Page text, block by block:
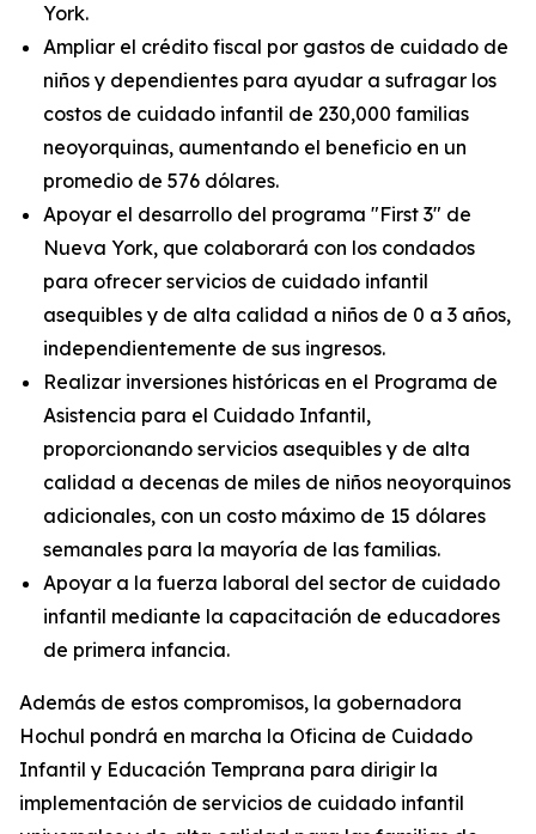
York.
Ampliar el crédito fiscal por gastos de cuidado de
niños y dependientes para ayudar a sufragar los
costos de cuidado infantil de 230,000 familias
neoyorquinas, aumentando el beneficio en un
promedio de 576 dólares.
Apoyar el desarrollo del programa "First 3" de
Nueva York, que colaborará con los condados
para ofrecer servicios de cuidado infantil
asequibles y de alta calidad a niños de 0 a 3 años,
independientemente de sus ingresos.
Realizar inversiones históricas en el Programa de
Asistencia para el Cuidado Infantil,
proporcionando servicios asequibles y de alta
calidad a decenas de miles de niños neoyorquinos
adicionales, con un costo máximo de 15 dólares
semanales para la mayoría de las familias.
Apoyar a la fuerza laboral del sector de cuidado
infantil mediante la capacitación de educadores
de primera infancia.
Además de estos compromisos, la gobernadora
Hochul pondrá en marcha la Oficina de Cuidado
Infantil y Educación Temprana para dirigir la
implementación de servicios de cuidado infantil